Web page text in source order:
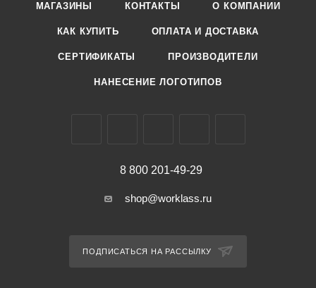
МАГАЗИНЫ КОНТАКТЫ О КОМПАНИИ
КАК КУПИТЬ ОПЛАТА И ДОСТАВКА
СЕРТИФИКАТЫ ПРОИЗВОДИТЕЛИ
НАНЕСЕНИЕ ЛОГОТИПОВ
8 800 201-49-29
shop@worklass.ru
ПОДПИСАТЬСЯ НА РАССЫЛКУ